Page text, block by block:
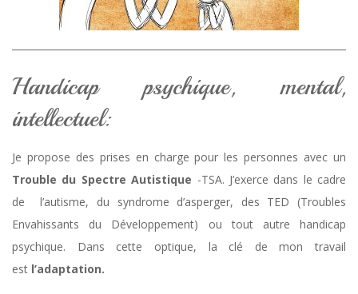
Handicap psychique, mental,
intellectuel:
Je propose des prises en charge pour les personnes avec un
Trouble du Spectre Autistique -TSA. J’exerce dans le cadre
de l’autisme, du syndrome d’asperger, des TED (Troubles
Envahissants du Développement) ou tout autre handicap
psychique. Dans cette optique, la clé de mon travail
est l’adaptation.